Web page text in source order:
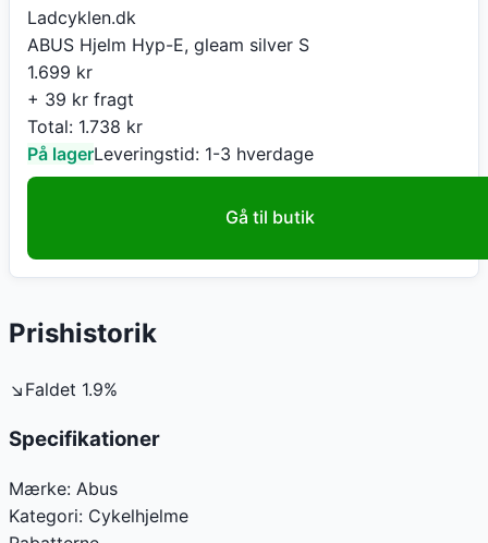
Ladcyklen.dk
ABUS Hjelm Hyp-E, gleam silver S
1.699 kr
+ 39 kr fragt
Total: 1.738 kr
På lagerLeveringstid: 1-3 hverdage
Gå til butik
Prishistorik
↘ Faldet 1.9%
Specifikationer
Mærke: Abus
Kategori: Cykelhjelme